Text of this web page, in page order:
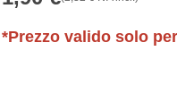
*Prezzo valido solo